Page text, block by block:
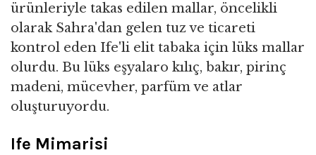
ürünleriyle takas edilen mallar, öncelikli
olarak Sahra'dan gelen tuz ve ticareti
kontrol eden Ife'li elit tabaka için lüks mallar
olurdu. Bu lüks eşyalaro kılıç, bakır, pirinç
madeni, mücevher, parfüm ve atlar
oluşturuyordu.
Ife Mimarisi